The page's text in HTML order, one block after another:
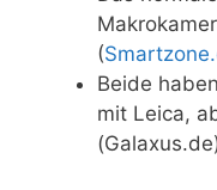
(
Beide
mit Leica,